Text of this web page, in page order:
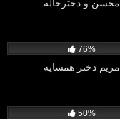
محسن و دخترخاله
76%
مریم دختر همسایه
50%